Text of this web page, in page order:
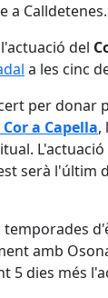
a Calldetenes.
del
a les cinc
per donar
a Capella,
serà l'últim
temporades
amb
5 dies més